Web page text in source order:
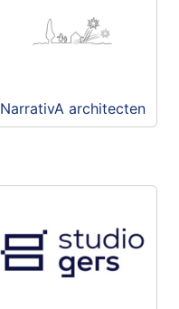
NarrativA architecten